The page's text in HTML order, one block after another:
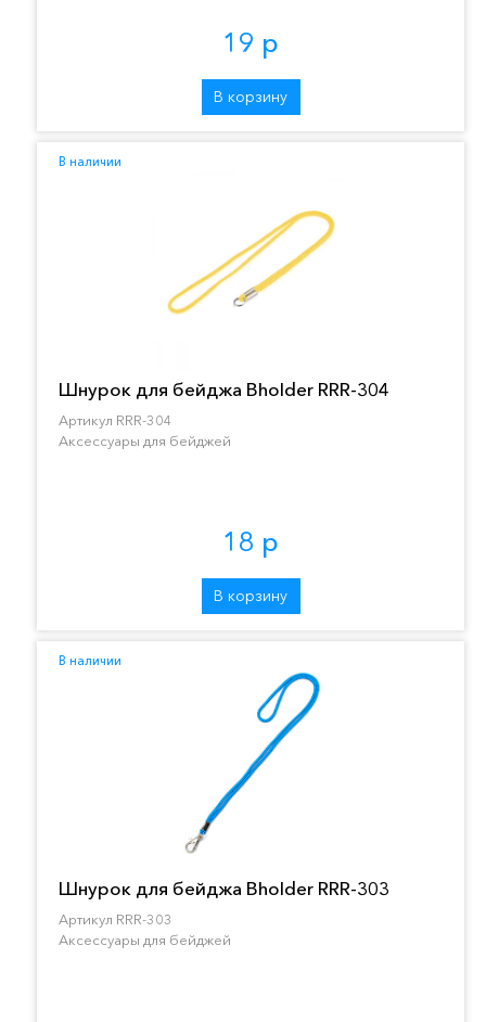
19 р
В корзину
В наличии
Шнурок для бейджа Bholder RRR-304
Артикул RRR-304
Аксессуары для бейджей
18 р
В корзину
В наличии
Шнурок для бейджа Bholder RRR-303
Артикул RRR-303
Аксессуары для бейджей